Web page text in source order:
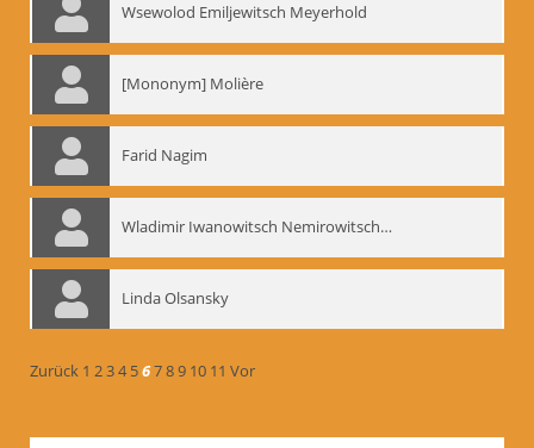
Wsewolod Emiljewitsch Meyerhold
[Mononym] Molière
Farid Nagim
Wladimir Iwanowitsch Nemirowitsch-Dantschenko
Linda Olsansky
Zurück 1 234 56789 10 11 Vor